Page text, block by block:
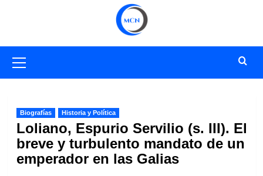
primario
Biografías Historia y Política
Loliano, Espurio Servilio (s. III). El
breve y turbulento mandato de un
emperador en las Galias